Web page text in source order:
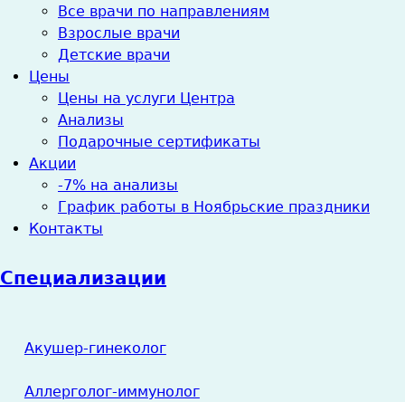
Все врачи по направлениям
Взрослые врачи
Детские врачи
Цены
Цены на услуги Центра
Анализы
Подарочные сертификаты
Акции
-7% на анализы
График работы в Ноябрьские праздники
Контакты
Специализации
Акушер-гинеколог
Аллерголог-иммунолог